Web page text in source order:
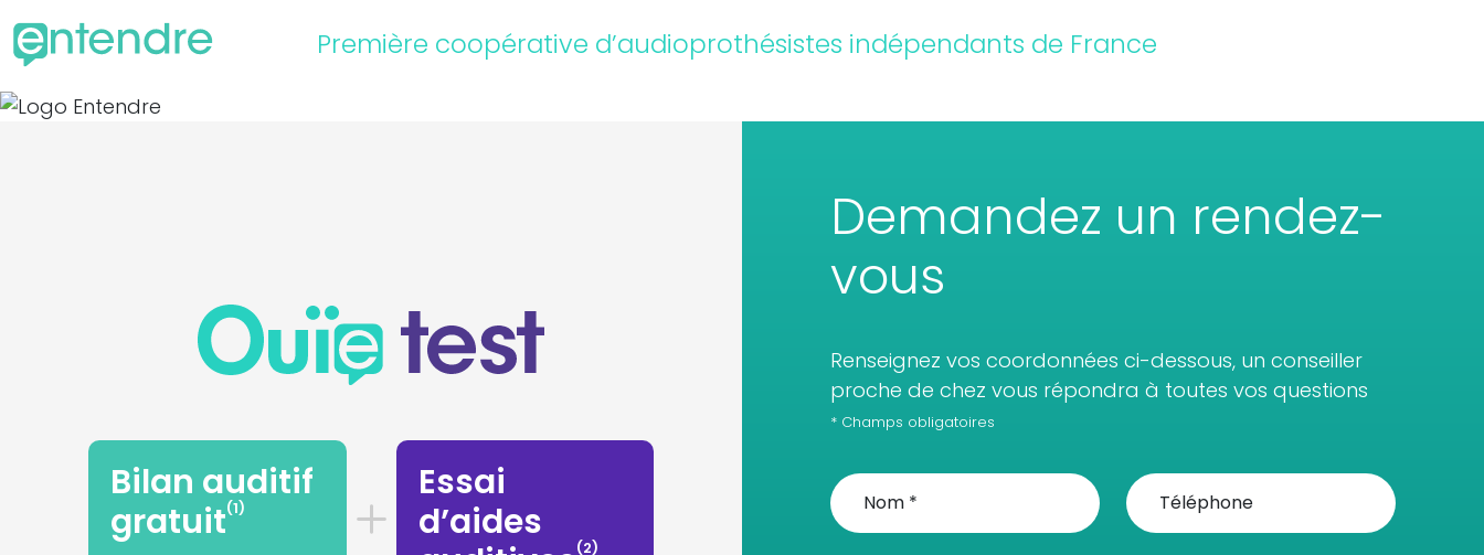
Première coopérative d’audioprothésistes indépendants de France
Bilan auditif
gratuit(1)
Essai
d’aides
(2)
Demandez un rendez-
vous
Renseignez vos coordonnées ci-dessous, un conseiller
proche de chez vous répondra à toutes vos questions
* Champs obligatoires